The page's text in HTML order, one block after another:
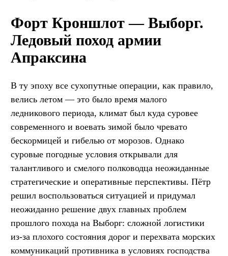
Форт Кроншлот — Выборг.
Ледовый поход армии
Апраксина
В ту эпоху все сухопутные операции, как правило,
велись летом — это было время малого
ледникового периода, климат был куда суровее
современного и воевать зимой было чревато
бескормицей и гибелью от морозов. Однако
суровые погодные условия открывали для
талантливого и смелого полководца неожиданные
стратегические и оперативные перспективы. Пётр
решил воспользоваться ситуацией и придумал
неожиданно решение двух главных проблем
прошлого похода на Выборг: сложной логистики
из-за плохого состояния дорог и перехвата морских
коммуникаций противника в условиях господства